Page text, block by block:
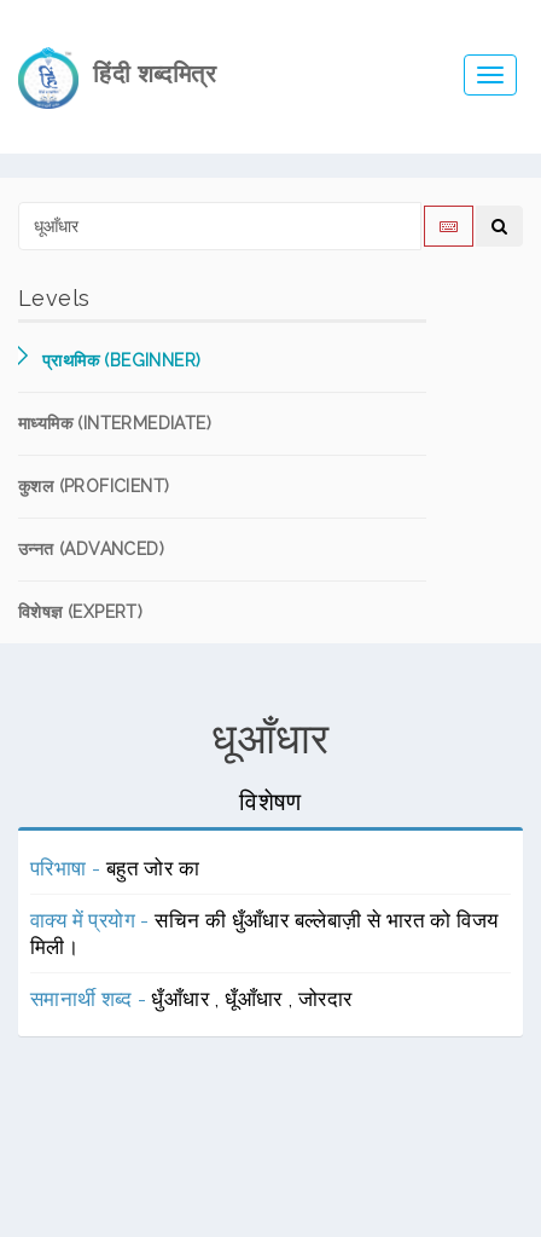
हिंदी शब्दमित्र
Levels
प्राथमिक (BEGINNER)
माध्यमिक (INTERMEDIATE)
कुशल (PROFICIENT)
उन्नत (ADVANCED)
विशेषज्ञ (EXPERT)
धूआँधार
विशेषण
परिभाषा -बहुत जोर का
वाक्य में प्रयोग -सचिन की धुँआँधार बल्लेबाज़ी से भारत को विजय
मिली।
समानार्थी शब्द -धुँआँधार ,धूँआँधार ,जोरदार